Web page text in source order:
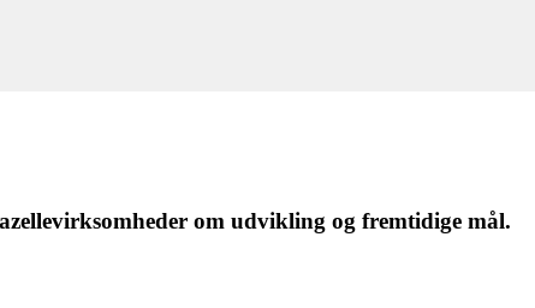
om udvikling og fremtidige mål.